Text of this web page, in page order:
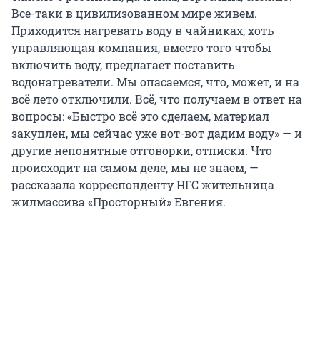
Все-таки в цивилизованном мире живем.
Приходится нагревать воду в чайниках, хоть
управляющая компания, вместо того чтобы
включить воду, предлагает поставить
водонагреватели. Мы опасаемся, что, может, и на
всё лето отключили. Всё, что получаем в ответ на
вопросы: «Быстро всё это сделаем, материал
закуплен, мы сейчас уже вот-вот дадим воду» — и
другие непонятные отговорки, отписки. Что
происходит на самом деле, мы не знаем, —
рассказала корреспонденту НГС жительница
жилмассива «Просторный» Евгения.